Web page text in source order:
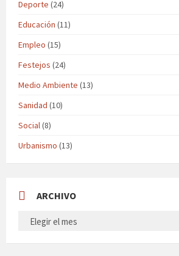
Deporte (24)
Educación (11)
Empleo (15)
Festejos (24)
Medio Ambiente (13)
Sanidad (10)
Social(8)
Urbanismo (13)
ARCHIVO